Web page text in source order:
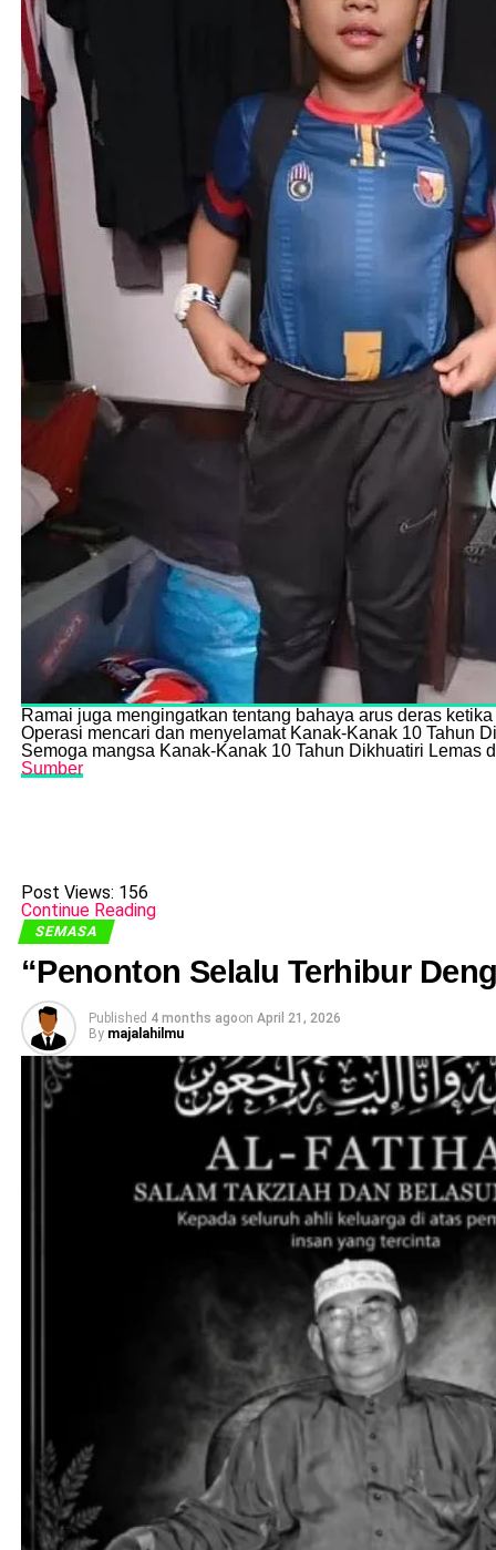
Ramai juga mengingatkan tentang bahaya arus deras
Operasi mencari dan menyelamat Kanak-Kanak 10 Tahun
Semoga mangsa Kanak-Kanak 10 Tahun Dikhuatiri Lemas
Sumber
Post Views: 156
Continue Reading
SEMASA
“Penonton Selalu Terhibur
Published 4 months agoon April 21, 2026
By majalahilmu